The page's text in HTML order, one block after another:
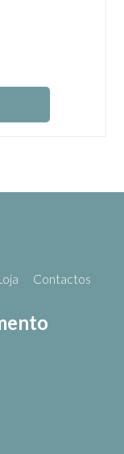
Contactos